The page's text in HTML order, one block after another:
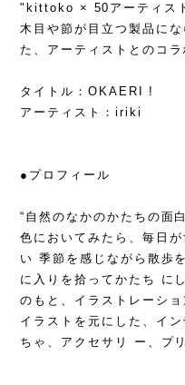
"kittoko × 50アーティス
木目や節が目立つ製品に
た、アーティストとのコラ
タイトル：OKAERI !
アーティスト：iriki
●プロフィール
“自然のなかのかたちの面
色においてみたら、毎日
い 季節を感じながら散歩
に入りを拾ってかたち に
のもと、イラストレーシ
イラストを元にした、イ
ちゃ、アクセサリ ー、プ